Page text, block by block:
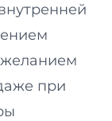
желанием
при